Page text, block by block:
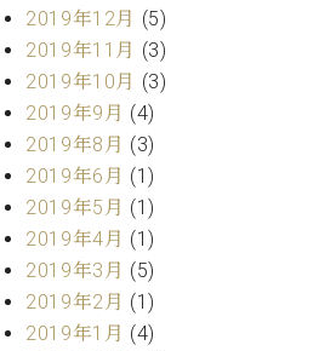
W.
ホ
フ
マ
ン
プ
ロ
フ
ェ
ッ
シ
内
(PDF)
お
問
合
わ
せ
本
社
2019年12月 (5)
2019年11月 (3)
2019年10月 (3)
2019年9月 (4)
2019年8月 (3)
2019年6月 (1)
2019年5月 (1)
2019年4月 (1)
2019年3月 (5)
2019年2月 (1)
2019年1月 (4)